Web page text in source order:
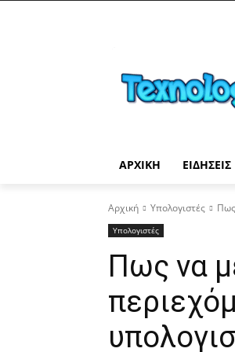
ΑΡΧΙΚΉ ΕΙΔΉΣΕΙΣ
Αρχική Υπολογιστές
Υπολογιστές
Πως να